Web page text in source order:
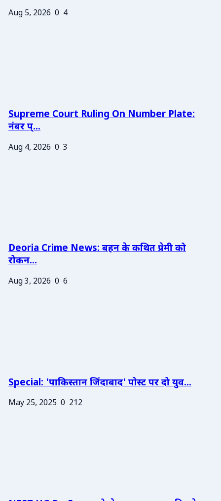
Aug 5, 2026 0 4
Supreme Court Ruling On Number Plate:
नंबर प्...
Aug 4, 2026 0 3
Deoria Crime News: बहन के कथित प्रेमी को
रोकन...
Aug 3, 2026 0 6
Special: 'पाकिस्तान जिंदाबाद' पोस्ट पर दो युव...
May 25, 2025 0 212